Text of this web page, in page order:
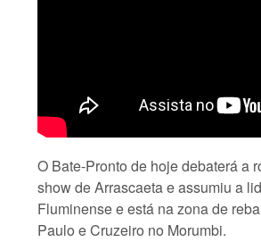
O Bate-Pronto de hoje debaterá a
show de Arrascaeta e assumiu a
Fluminense e está na zona de
Paulo e Cruzeiro no Morumbi.